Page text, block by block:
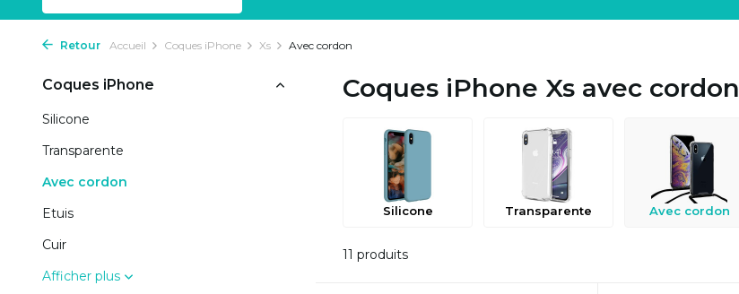
Retour Accueil Coques iPhone Xs Avec cordon
Coques iPhone
Silicone
Transparente
Avec cordon
Etuis
Cuir
Afficher plus
Coques iPhone Xs avec cordon
Silicone Transparente Avec cordon
11 produits